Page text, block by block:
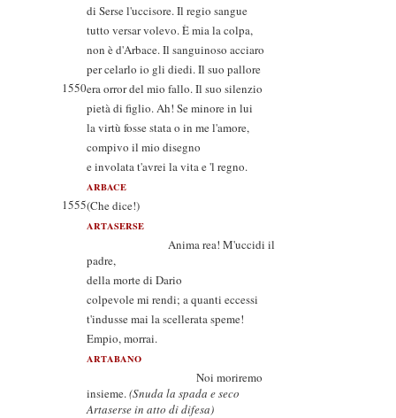
di Serse l'uccisore. Il regio sangue
tutto versar volevo. È mia la colpa,
non è d'Arbace. Il sanguinoso acciaro
per celarlo io gli diedi. Il suo pallore
1550era orror del mio fallo. Il suo silenzio
pietà di figlio. Ah! Se minore in lui
la virtù fosse stata o in me l'amore,
compivo il mio disegno
e involata t'avrei la vita e 'l regno.
ARBACE
1555(Che dice!)
ARTASERSE
Anima rea! M'uccidi il
padre,
della morte di Dario
colpevole mi rendi; a quanti eccessi
t'indusse mai la scellerata speme!
Empio, morrai.
ARTABANO
Noi moriremo
insieme.(Snuda la spada e seco
Artaserse in atto di difesa)